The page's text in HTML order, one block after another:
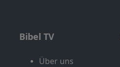
Bibel TV
Über uns